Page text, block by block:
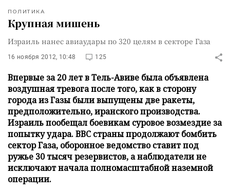
ПОЛИТИКА
Крупная мишень
Израиль нанес авиаудары по 320 целям в секторе Газа
16 ноября 2012, 10:48 125
Впервые за 20 лет в Тель-Авиве была объявлена
воздушная тревога после того, как в сторону
города из Газы были выпущены две ракеты,
предположительно, иранского производства.
Израиль пообещал боевикам суровое возмездие за
попытку удара. ВВС страны продолжают бомбить
сектор Газа, оборонное ведомство ставит под
ружье 30 тысяч резервистов, а наблюдатели не
исключают начала полномасштабной наземной
операции.